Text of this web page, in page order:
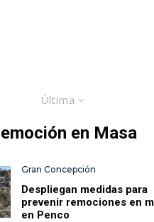
Última
en Masa
Gran Concepción
Despliegan medidas para
prevenir remociones en
en Penco